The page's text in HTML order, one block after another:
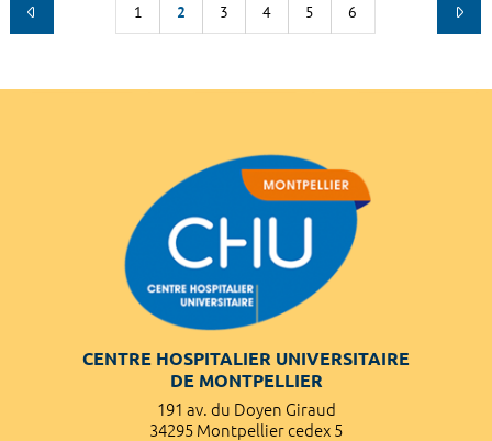
1 2 3 4 5 6
CENTRE HOSPITALIER UNIVERSITAIRE
DE MONTPELLIER
191 av. du Doyen Giraud
34295 Montpellier cedex 5